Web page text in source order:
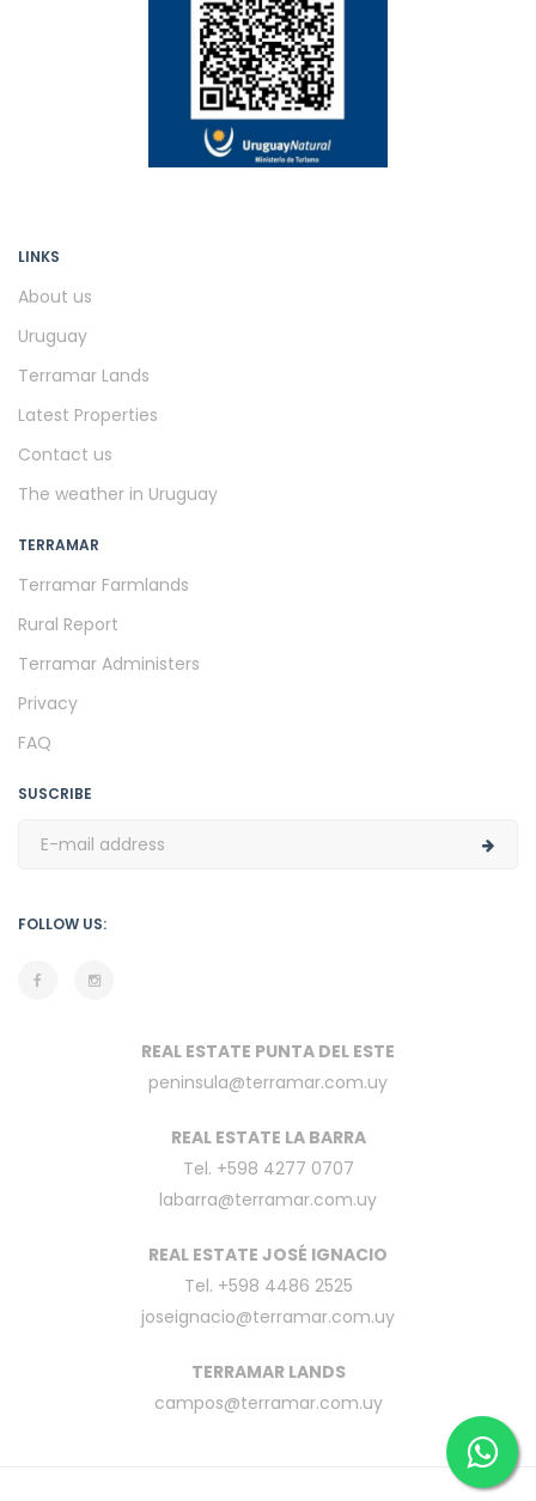
LINKS
About us
Uruguay
Terramar Lands
Latest Properties
Contact us
The weather in Uruguay
TERRAMAR
Terramar Farmlands
Rural Report
Terramar Administers
Privacy
FAQ
SUSCRIBE
FOLLOW US:
REAL ESTATE PUNTA DEL ESTE
peninsula@terramar.com.uy
REAL ESTATE LA BARRA
Tel. +598 4277 0707
labarra@terramar.com.uy
REAL ESTATE JOSÉ IGNACIO
Tel. +598 4486 2525
joseignacio@terramar.com.uy
TERRAMAR LANDS
campos@terramar.com.uy